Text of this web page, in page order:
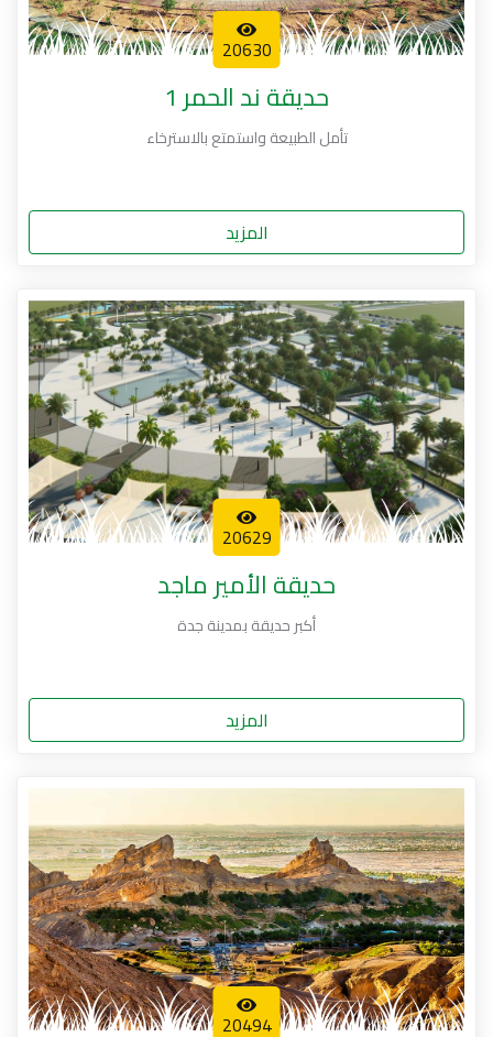
20630
حديقة ند الحمر 1
تأمل الطبيعة واستمتع بالاسترخاء
المزيد
20629
حديقة الأمير ماجد
أكبر حديقة بمدينة جدة
المزيد
20494